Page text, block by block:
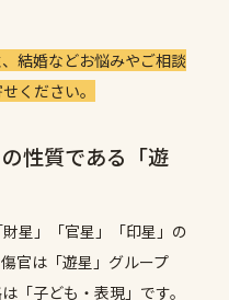
結婚などお悩みやご相談
ください。
性質である「遊
星」「官星」「印星」の
官は「遊星」グループ
「子ども・表現」です。